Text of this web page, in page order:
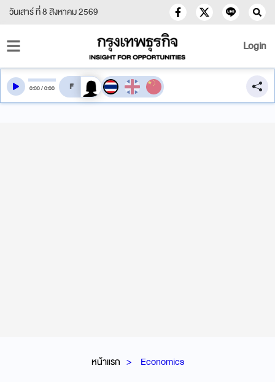
วันเสาร์ ที่ 8 สิงหาคม 2569
Login
หน้าแรก Economics
0:00/0:00 สลับเสียงอ่าน